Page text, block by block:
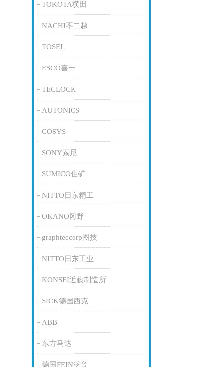
TOKOTA横田
NACHI不二越
TOSEL
ESCO喜一
TECLOCK
AUTONICS
COSYS
SONY索尼
SUMICO住矿
NITTO日东精工
OKANO冈野
graphteccorp图技
NITTO日东工业
KONSEI近藤制造所
SICK德国西克
ABB
东方马达
德国FEIN泛音